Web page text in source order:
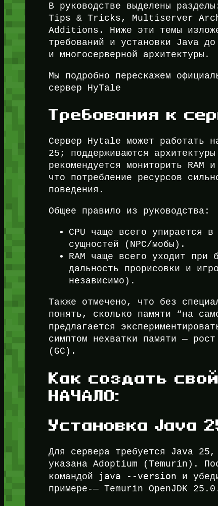
В руководстве выделены
Tips & Tricks, Multiserver
Additions. Ниже эти темы
требований и установки Java
и многосерверной архитектуры.
Мы подробно перескажем
сервер HyTale
Требования к
Сервер Hytale может работать
25; поддерживаются
рекомендуется мониторить RAM
что потребление ресурсов
поведения.
Общее правило из руководства:
CPU чаще всего упирается
сущностей (NPC/мобы).
RAM чаще всего уходит при
дальность прорисовки и
независимо).
Также отмечено, что без
понять, сколько памяти “на
предлагается
симптом нехватки памяти —
(GC).
Как создать
НАЧАЛО:
Установка Java
Для сервера требуется Java
указана Adoptium (Temurin).
командой java --version и
примере-— Temurin OpenJDK